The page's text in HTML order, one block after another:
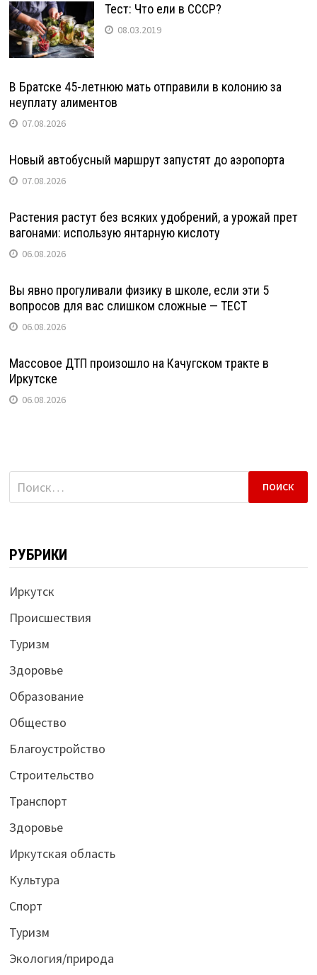
Тест: Что ели в СССР?
08.03.2019
В Братске 45-летнюю мать отправили в колонию за
неуплату алиментов
07.08.2026
Новый автобусный маршрут запустят до аэропорта
07.08.2026
Растения растут без всяких удобрений, а урожай прет
вагонами: использую янтарную кислоту
06.08.2026
Вы явно прогуливали физику в школе, если эти 5
вопросов для вас слишком сложные — ТЕСТ
06.08.2026
Массовое ДТП произошло на Качугском тракте в
Иркутске
06.08.2026
Найти:
РУБРИКИ
Иркутск
Происшествия
Туризм
Здоровье
Образование
Общество
Благоустройство
Строительство
Транспорт
Здоровье
Иркутская область
Культура
Спорт
Туризм
Экология/природа